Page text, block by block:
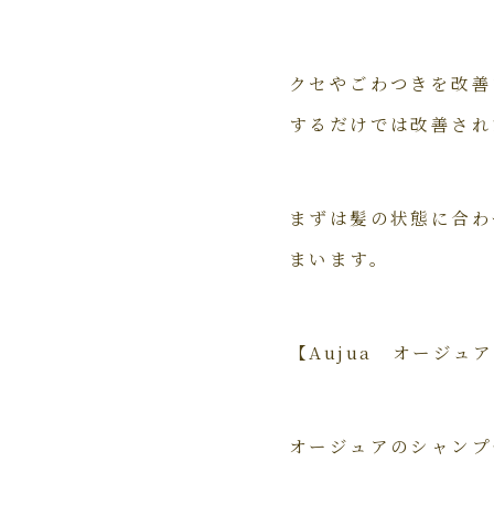
クセやごわつきを改
するだけでは改善さ
まずは髪の状態に合
まいます。
【Aujua オージュア
オージュアのシャン